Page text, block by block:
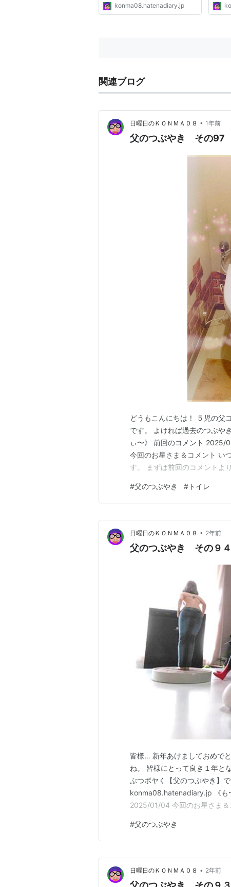
konma08.hatenadiary.jp
関連ブログ
日曜日のＫＯＮＭＡ０８ • 1年前
父のつぶやき その97
どうもこんにちは！ ５児の父
です。 よければ過去のつぶや
ぃ〜》 前回のコメント 2025/
今回のお星さま＆コメント い
す。 まずは前回のコメントよ
私はもう「美味しいものを少
#父のつぶやき # トイレ
日曜日のＫＯＮＭＡ０８ • 2年前
父のつぶやき その９
皆様… 新年あけましておめで
ね。 皆様にとって良き１年と
ぶつボヤく【父のつぶやき】
konma08.hatenadiary.jp 《も
2025/01/04 今回のお星さま＆
konma08.hatenadiary.jp
#父のつぶやき
日曜日のＫＯＮＭＡ０８ • 2年前